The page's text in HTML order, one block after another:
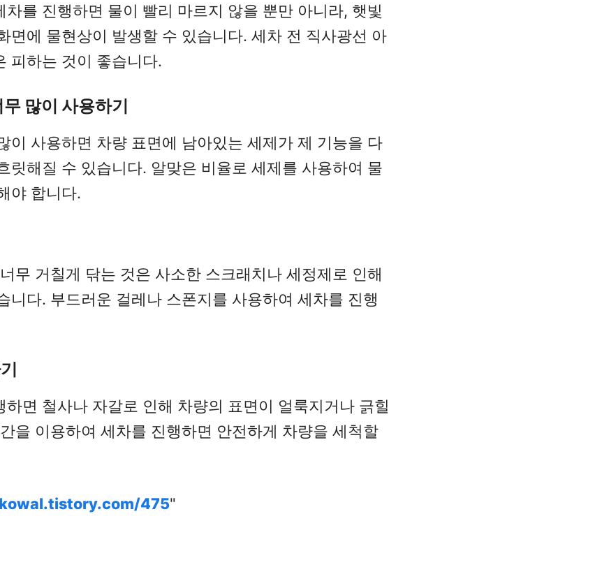
차를 진행하면 물이 빨리 마르지 않을 뿐만 아니라, 햇빛
면에 물현상이 발생할 수 있습니다. 세차 전 직사광선 아
피하는 것이 좋습니다.
많이 사용하기
이 사용하면 차량 표면에 남아있는 세제가 제 기능을 다
릿해질 수 있습니다. 알맞은 비율로 세제를 사용하여 물
야 합니다.
무 거칠게 닦는 것은 사소한 스크래치나 세정제로 인해
니다. 부드러운 걸레나 스폰지를 사용하여 세차를 진행
하면 철사나 자갈로 인해 차량의 표면이 얼룩지거나 긁힐
을 이용하여 세차를 진행하면 안전하게 차량을 세척할
475